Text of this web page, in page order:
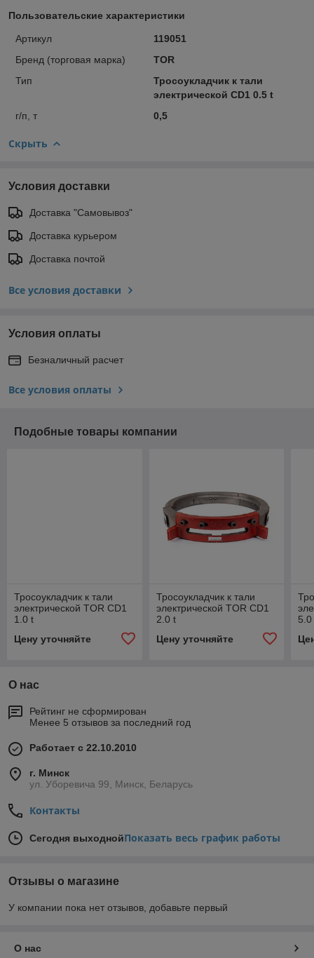
Пользовательские характеристики
Артикул
119051
Бренд (торговая марка)
TOR
Тип
Тросоукладчик к тали
электрической CD1 0.5 t
г/п, т
0,5
Скрыть
Условия доставки
Доставка "Самовывоз"
Доставка курьером
Доставка почтой
Все условия доставки
Условия оплаты
Безналичный расчет
Все условия оплаты
Подобные товары компании
Тросоукладчик к тали
электрической TOR CD1
1.0 t
Цену уточняйте
Тросоукладчик к тали
электрической TOR CD1
2.0 t
Цену уточняйте
5.0
О нас
Рейтинг не сформирован
Менее 5 отзывов за последний год
Работает с 22.10.2010
г. Минск
ул. Уборевича 99, Минск, Беларусь
Контакты
Сегодня выходнойПоказать весь график работы
Отзывы о магазине
У компании пока нет отзывов, добавьте первый
О нас